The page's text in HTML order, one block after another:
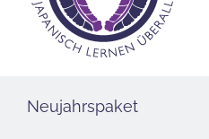
Neujahrspaket